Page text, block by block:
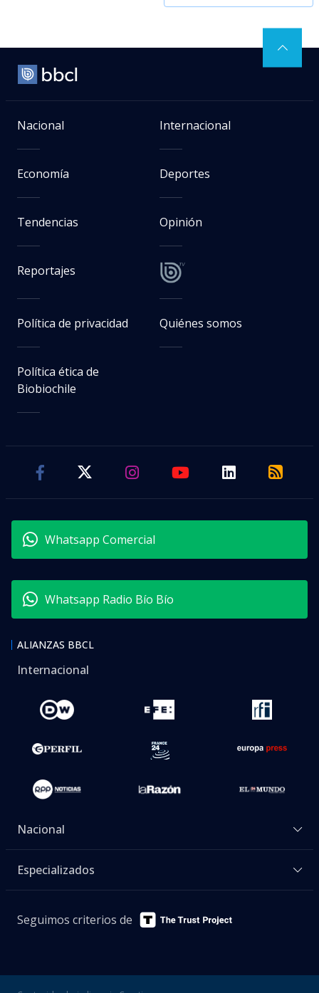
Nacional Internacional
Economía Deportes
Tendencias Opinión
Reportajes
Política de privacidad Quiénes somos
Política ética de
Biobiochile
Whatsapp Comercial
Whatsapp Radio Bío Bío
ALIANZAS BBCL
Internacional
Nacional
Especializados
Seguimos criterios de